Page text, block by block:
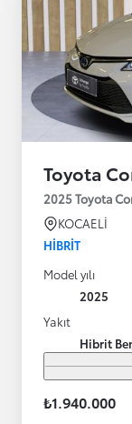
Toyota
2025 Toyota
KOCAELİ
HIBRIT
Model yılı
2025
Yakıt
Hibrit
₺1.940.000